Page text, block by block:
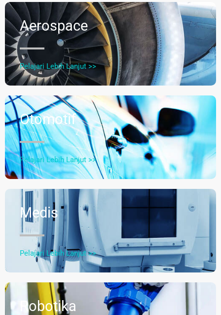
Aerospace
Pelajari Lebih Lanjut >>
Otomotif
Pelajari Lebih Lanjut >>
Medis
Pelajari Lebih Lanjut >>
Robotika